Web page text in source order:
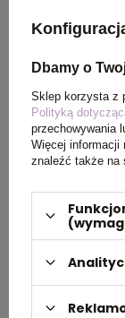
Wymiary
Waga
produktu (g)
PAKOWANIE
Ilość szt. w
kartonie
Dbamy o
Sklep korzysta z
Polityką
przechowywania
Więcej informacji
znaleźć także na